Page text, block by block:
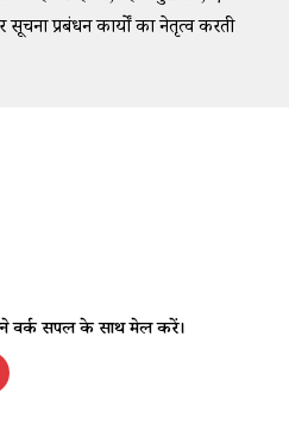
प्रबंधन कार्यों का नेतृत्व करती
वर्क सैंपल के साथ मेल करें।